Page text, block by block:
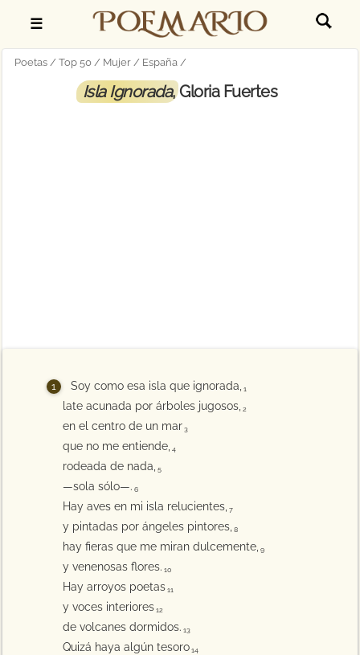
☰
Poetas Top 50 Mujer España
Isla Ignorada, Gloria Fuertes
Soy como esa isla que ignorada, 1
late acunada por árboles jugosos, 2
en el centro de un mar 3
que no me entiende, 4
rodeada de nada, 5
—sola sólo—. 6
Hay aves en mi isla relucientes, 7
y pintadas por ángeles pintores, 8
hay fieras que me miran dulcemente, 9
y venenosas flores. 10
Hay arroyos poetas 11
y voces interiores 12
de volcanes dormidos. 13
Quizá haya algún tesoro 14